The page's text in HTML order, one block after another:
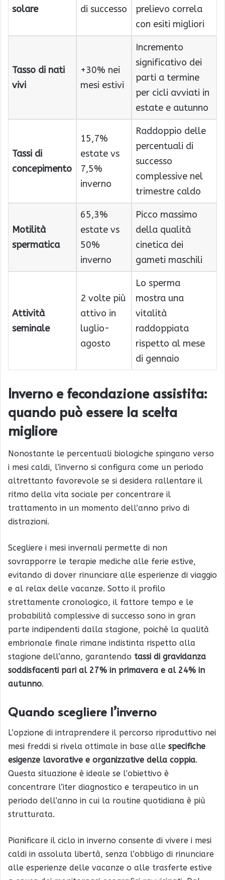
solare
di successo
prelievo correla
con esiti migliori
Tasso di nati
vivi
+30% nei
mesi estivi
Incremento
significativo dei
parti a termine
per cicli avviati in
estate e autunno
Tassi di
concepimento
15,7%
estate vs
7,5%
inverno
Raddoppio delle
percentuali di
successo
complessive nel
trimestre caldo
Motilità
spermatica
65,3%
estate vs
50%
inverno
Picco massimo
della qualità
cinetica dei
gameti maschili
Attività
seminale
2 volte più
attivo in
luglio-
agosto
Lo sperma
mostra una
vitalità
raddoppiata
rispetto al mese
di gennaio
Inverno e fecondazione assistita:
quando può essere la scelta
migliore
Nonostante le percentuali biologiche spingano verso
i mesi caldi, l’inverno si configura come un periodo
altrettanto favorevole se si desidera rallentare il
ritmo della vita sociale per concentrare il
trattamento in un momento dell’anno privo di
distrazioni.
Scegliere i mesi invernali permette di non
sovrapporre le terapie mediche alle ferie estive,
evitando di dover rinunciare alle esperienze di viaggio
e al relax delle vacanze. Sotto il profilo
strettamente cronologico, il fattore tempo e le
probabilità complessive di successo sono in gran
parte indipendenti dalla stagione, poiché la qualità
embrionale finale rimane indistinta rispetto alla
stagione dell’anno, garantendo tassi di gravidanza
soddisfacenti pari al 27% in primavera e al 24% in
autunno.
Quando scegliere l’inverno
L’opzione di intraprendere il percorso riproduttivo nei
mesi freddi si rivela ottimale in base alle specifiche
esigenze lavorative e organizzative della coppia.
Questa situazione è ideale se l’obiettivo è
concentrare l’iter diagnostico e terapeutico in un
periodo dell’anno in cui la routine quotidiana è più
strutturata.
Pianificare il ciclo in inverno consente di vivere i mesi
caldi in assoluta libertà, senza l’obbligo di rinunciare
alle esperienze delle vacanze o alle trasferte estive